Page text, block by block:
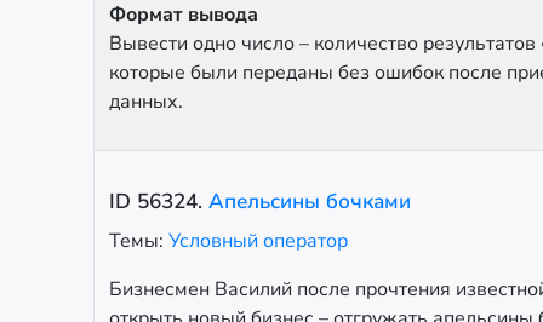
Формат вывода
Вывести одно число – количество результатов
которые были переданы без ошибок после
данных.
ID 56324. Апельсины бочками
Темы: Условный оператор
Бизнесмен Василий после прочтения